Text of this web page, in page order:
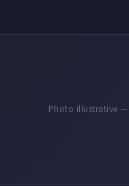
Photo illustrative —